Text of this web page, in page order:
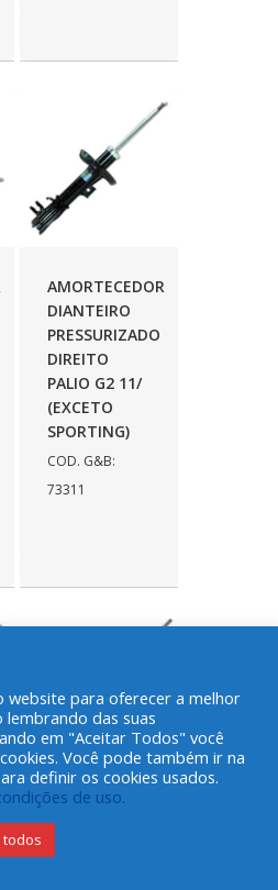
AMORTECEDOR
DIANTEIRO
PRESSURIZADO
DIREITO
PALIO G2 11/
(EXCETO
SPORTING)
COD. G&B:
73311
PRESSURIZADO
website para oferecer a melhor
lembrando das suas
em "Aceitar Todos" você
Você pode também ir na
definir os cookies usados.
de uso.
todos